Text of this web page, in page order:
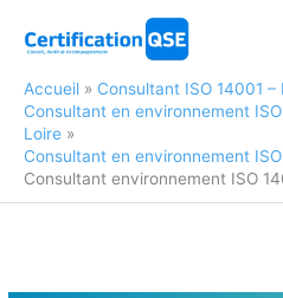
Accueil
Consultant ISO 14001
Consultant en environnement
Loire
Consultant en environnement
Consultant environnement ISO